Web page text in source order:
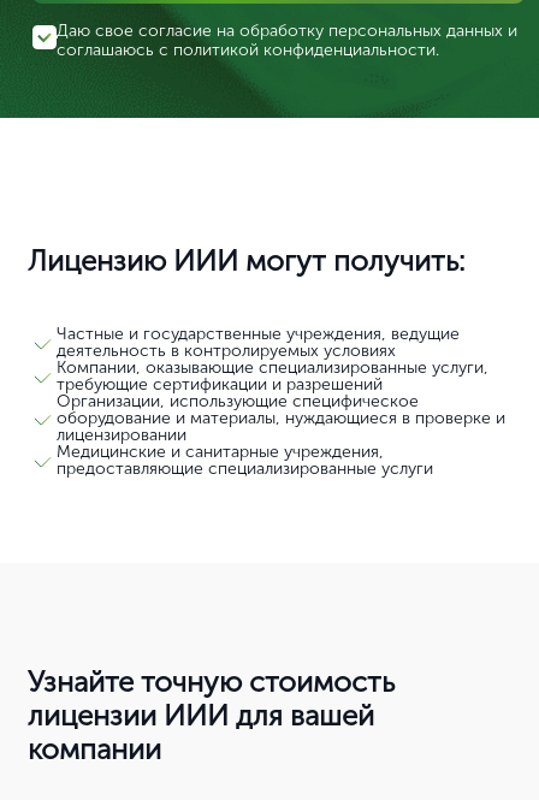
Даю свое согласие на обработку персональных данных и
соглашаюсь с политикой конфиденциальности.
Лицензию ИИИ могут получить:
Частные и государственные учреждения, ведущие
деятельность в контролируемых условиях
Компании, оказывающие специализированные услуги,
требующие сертификации и разрешений
Организации, использующие специфическое
оборудование и материалы, нуждающиеся в проверке и
лицензировании
Медицинские и санитарные учреждения,
предоставляющие специализированные услуги
Узнайте точную стоимость
лицензии ИИИ для вашей
компании